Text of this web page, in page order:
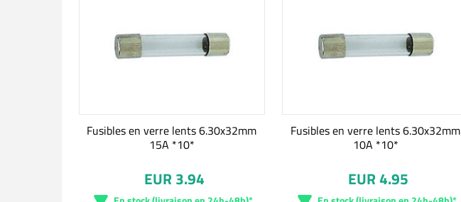
Fusibles en verre lents 6.30x32mm
15A *10*
EUR 3.94
Fusibles en verre lents 6.30x32mm
10A *10*
EUR 4.95